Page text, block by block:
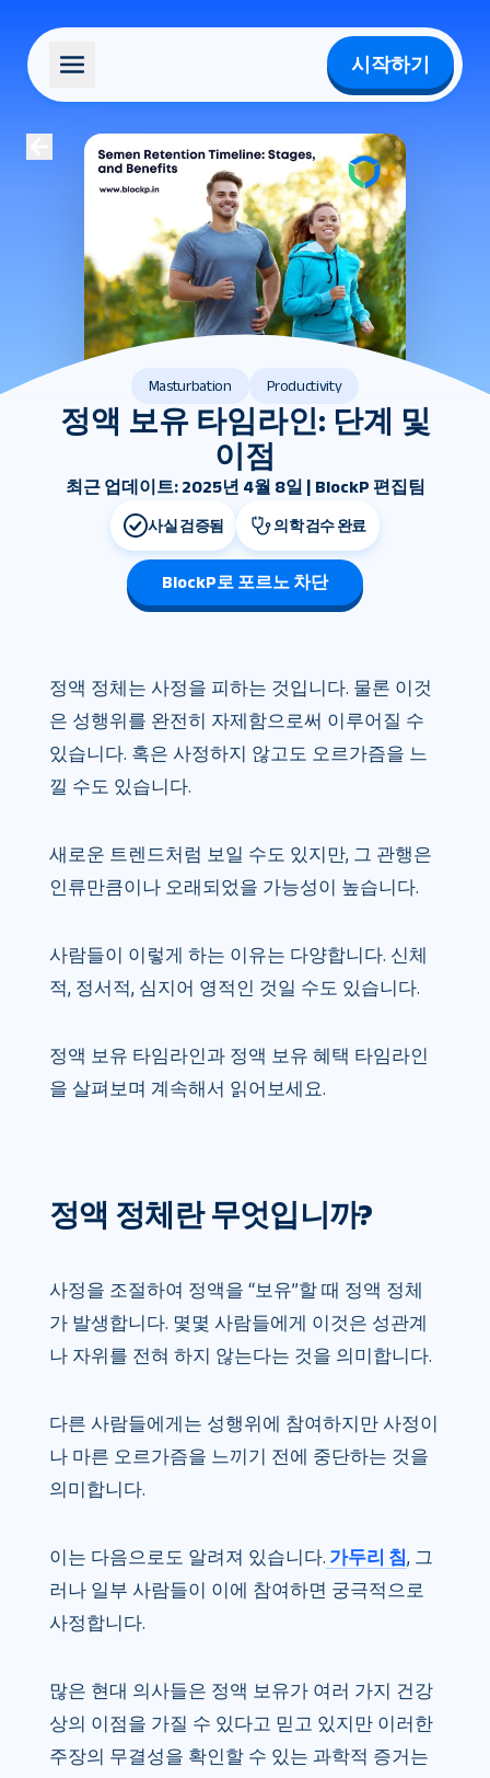
시작하기
Masturbation Productivity
정액 보유 타임라인: 단계 및
이점
최근 업데이트: 2025년 4월 8일 | BlockP 편집팀
사실 검증됨 의학 검수 완료
BlockP로 포르노 차단
정액 정체는 사정을 피하는 것입니다. 물론 이것
은 성행위를 완전히 자제함으로써 이루어질 수
있습니다. 혹은 사정하지 않고도 오르가즘을 느
낄 수도 있습니다.
새로운 트렌드처럼 보일 수도 있지만, 그 관행은
인류만큼이나 오래되었을 가능성이 높습니다.
사람들이 이렇게 하는 이유는 다양합니다. 신체
적, 정서적, 심지어 영적인 것일 수도 있습니다.
정액 보유 타임라인과 정액 보유 혜택 타임라인
을 살펴보며 계속해서 읽어보세요.
정액 정체란 무엇입니까?
사정을 조절하여 정액을 “보유”할 때 정액 정체
가 ​​발생합니다. 몇몇 사람들에게 이것은 성관계
나 자위를 전혀 하지 않는다는 것을 의미합니다.
다른 사람들에게는 성행위에 참여하지만 사정이
나 마른 오르가즘을 느끼기 전에 중단하는 것을
의미합니다.
이는 다음으로도 알려져 있습니다. 가두리 침, 그
러나 일부 사람들이 이에 참여하면 궁극적으로
사정합니다.
많은 현대 의사들은 정액 보유가 여러 가지 건강
상의 이점을 가질 수 있다고 믿고 있지만 이러한
주장의 무결성을 확인할 수 있는 과학적 증거는